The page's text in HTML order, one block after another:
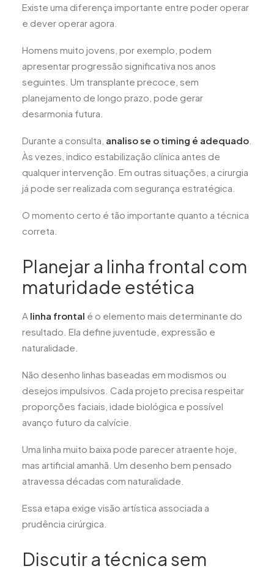
Existe uma diferença importante entre poder operar
e dever operar agora.
Homens muito jovens, por exemplo, podem
apresentar progressão significativa nos anos
seguintes. Um transplante precoce, sem
planejamento de longo prazo, pode gerar
desarmonia futura.
Durante a consulta, analiso se o timing é adequado
Às vezes, indico estabilização clínica antes de
qualquer intervenção. Em outras situações, a cirurgia
já pode ser realizada com segurança estratégica.
O momento certo é tão importante quanto a técnica
correta.
Planejar a linha frontal com
maturidade estética
A linha frontal é o elemento mais determinante do
resultado. Ela define juventude, expressão e
naturalidade.
Não desenho linhas baseadas em modismos ou
desejos impulsivos. Cada projeto precisa respeitar
proporções faciais, idade biológica e possível
avanço futuro da calvície.
Uma linha muito baixa pode parecer atraente hoje,
mas artificial amanhã. Um desenho bem pensado
atravessa décadas com naturalidade.
Essa etapa exige visão artística associada a
prudência cirúrgica.
Discutir a técnica sem